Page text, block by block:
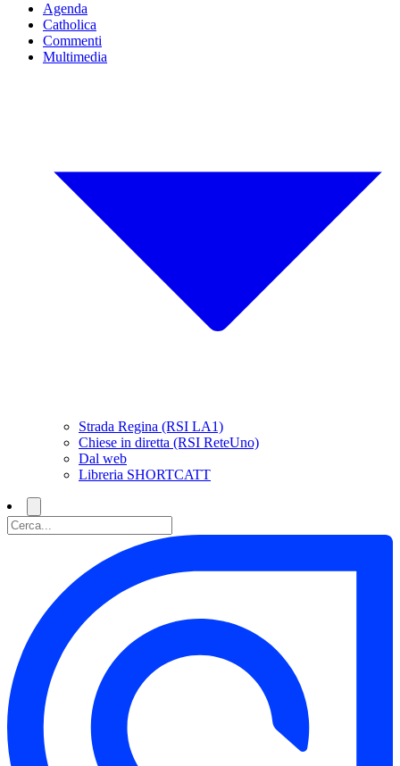
Agenda
Catholica
Commenti
Multimedia
Strada Regina (RSI LA1)
Chiese in diretta (RSI ReteUno)
Dal web
Libreria SHORTCATT